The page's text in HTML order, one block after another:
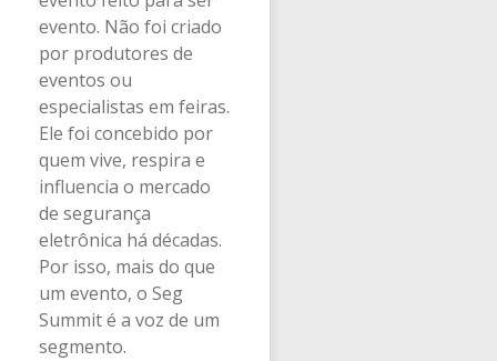
evento. Não foi criado
por produtores de
eventos ou
especialistas em feiras.
Ele foi concebido por
quem vive, respira e
influencia o mercado
de segurança
eletrônica há décadas.
Por isso, mais do que
um evento, o Seg
Summit é a voz de um
segmento.